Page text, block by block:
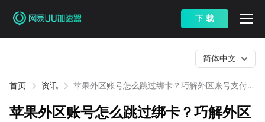
下 载
首页 资讯
苹果外区账号怎么跳过绑卡？巧解外区账号支付验
简体中文
苹果外区账号怎么跳过绑卡？巧解外区